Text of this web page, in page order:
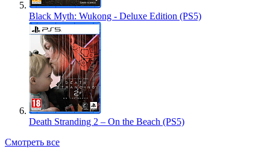
Black Myth: Wukong - Deluxe Edition (PS5)
Death Stranding 2 – On the Beach (PS5)
Смотреть все